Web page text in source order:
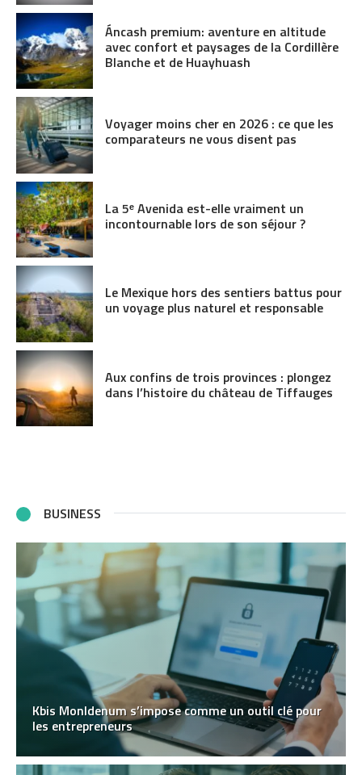
Áncash premium: aventure en altitude
avec confort et paysages de la Cordillère
Blanche et de Huayhuash
Voyager moins cher en 2026 : ce que les
comparateurs ne vous disent pas
La 5ᵉ Avenida est-elle vraiment un
incontournable lors de son séjour ?
Le Mexique hors des sentiers battus pour
un voyage plus naturel et responsable
Aux confins de trois provinces : plongez
dans l’histoire du château de Tiffauges
BUSINESS
Kbis MonIdenum s’impose comme un outil clé pour
les entrepreneurs